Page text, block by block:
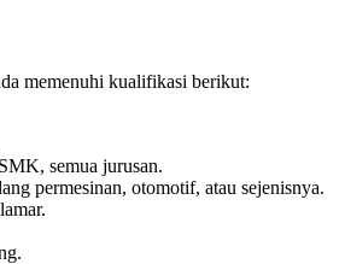
memenuhi kualifikasi berikut:
semua jurusan.
permesinan, otomotif, atau sejenisnya.